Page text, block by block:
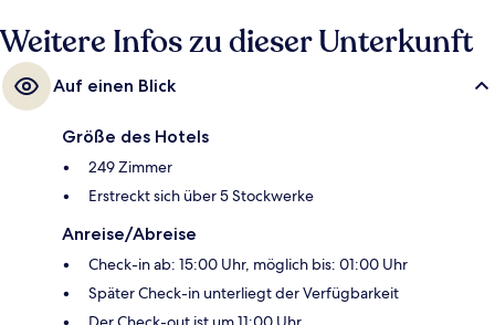
Weitere Infos zu dieser Unterkunft
Auf einen Blick
Größe des Hotels
249 Zimmer
Erstreckt sich über 5 Stockwerke
Anreise/Abreise
Check-in ab: 15:00 Uhr, möglich bis: 01:00 Uhr
Später Check-in unterliegt der Verfügbarkeit